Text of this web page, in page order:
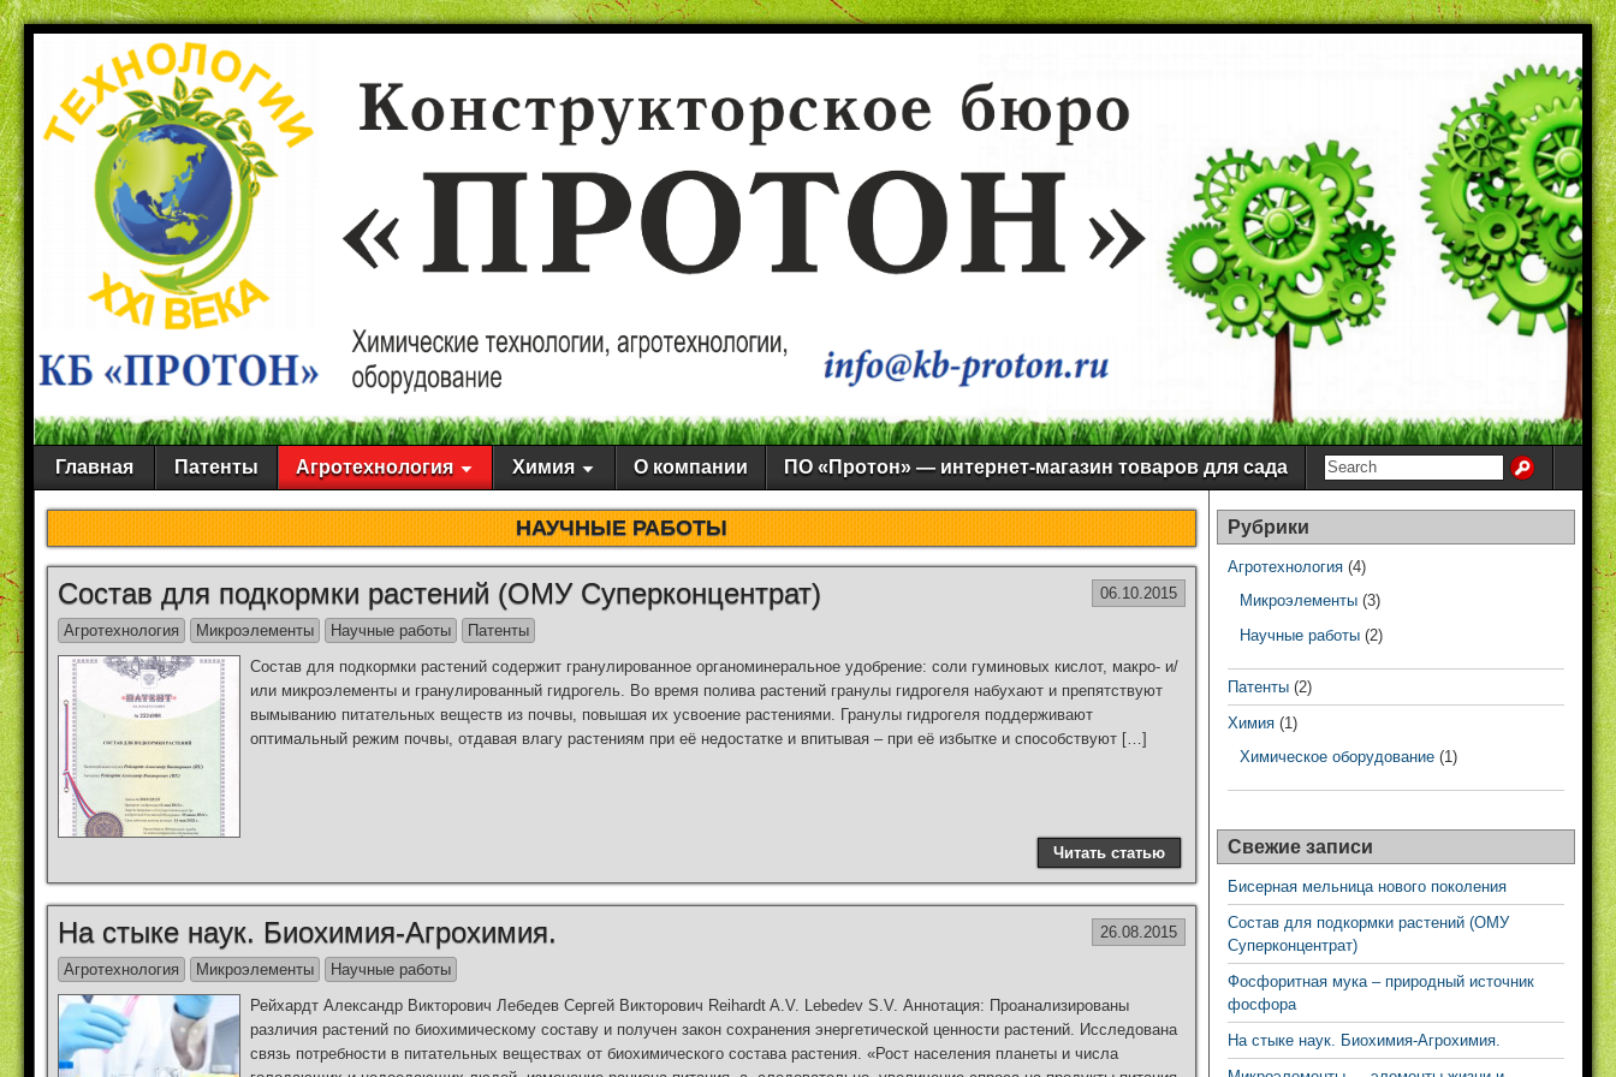
Главная Патенты Агротехнология Химия О компании ПО «Протон» — интернет-магазин товаров для сада
НАУЧНЫЕ РАБОТЫ
Состав для подкормки растений (ОМУ Суперконцентрат) 06.10.2015
Агротехнология Микроэлементы Научные работы
Патенты
Состав для подкормки растений содержит гранулированное органоминеральное удобрение: соли гуминовых кислот, макро- и/
или микроэлементы и гранулированный гидрогель. Во время полива растений гранулы гидрогеля набухают и препятствуют
вымыванию питательных веществ из почвы, повышая их усвоение растениями. Гранулы гидрогеля поддерживают
оптимальный режим почвы, отдавая влагу растениям при её недостатке и впитывая – при её избытке и способствуют […]
Читать статью
На стыке наук. Биохимия-Агрохимия. 26.08.2015
Агротехнология Микроэлементы
Научные работы
Рейхардт Александр Викторович Лебедев Сергей Викторович Reihardt A.V. Lebedev S.V. Аннотация: Проанализированы
различия растений по биохимическому составу и получен закон сохранения энергетической ценности растений. Исследована
связь потребности в питательных веществах от биохимического состава растения. «Рост населения планеты и числа
Рубрики
Агротехнология (4)
Микроэлементы (3)
Научные работы (2)
Патенты (2)
Химия (1)
Химическое оборудование (1)
Свежие записи
Бисерная мельница нового поколения
Состав для подкормки растений (ОМУ
Суперконцентрат)
Фосфоритная мука – природный источник
фосфора
На стыке наук. Биохимия-Агрохимия.